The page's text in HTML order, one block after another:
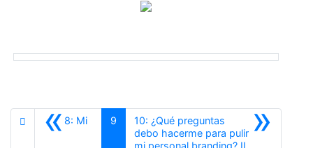
«8: Mi 9 »
10: ¿Qué preguntas
debo hacerme para pulir
mi personal branding? II